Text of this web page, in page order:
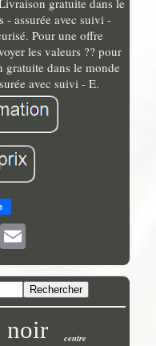
gratuite dans le
- assurée avec suivi -
Pour une offre
les valeurs ?? pour
gratuite dans le monde
avec suivi - E.
noir centre